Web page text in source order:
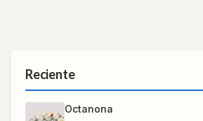
Reciente
Octanona